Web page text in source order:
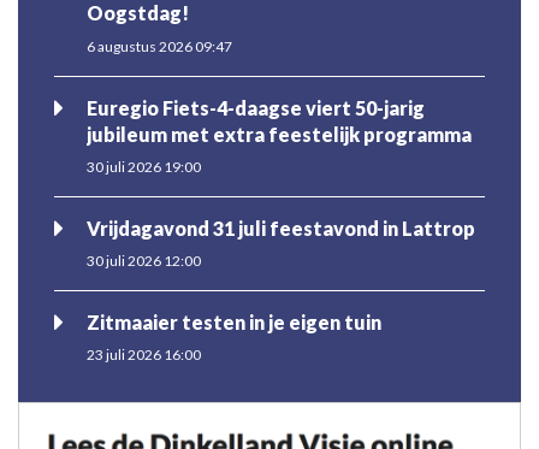
Oogstdag!
6 augustus 2026 09:47
Euregio Fiets-4-daagse viert 50-jarig
jubileum met extra feestelijk programma
30 juli 2026 19:00
Vrijdagavond 31 juli feestavond in Lattrop
30 juli 2026 12:00
Zitmaaier testen in je eigen tuin
23 juli 2026 16:00